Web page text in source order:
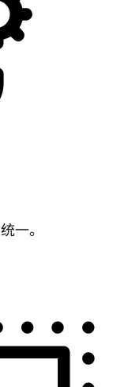
一。